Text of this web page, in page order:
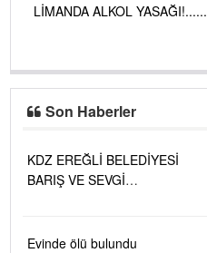
LİMANDA ALKOL YASAĞI!......
Son Haberler
KDZ EREĞLİ BELEDİYESİ
BARIŞ VE SEVGİ
Evinde ölü bulundu